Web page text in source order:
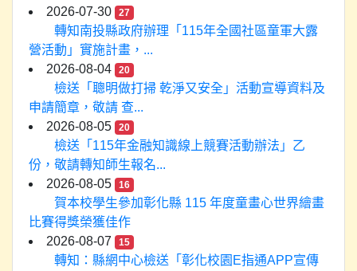
2026-07-30
27
轉知南投縣政府辦理「115年全國社區童軍大露
營活動」實施計畫，...
2026-08-04
20
檢送「聰明做打掃 乾淨又安全」活動宣導資料及
申請簡章，敬請 查...
2026-08-05
20
檢送「115年金融知識線上競賽活動辦法」乙
份，敬請轉知師生報名...
2026-08-05
16
賀本校學生參加彰化縣 115 年度童畫心世界繪畫
比賽得獎榮獲佳作
2026-08-07
15
轉知：縣網中心檢送「彰化校園E指通APP宣傳